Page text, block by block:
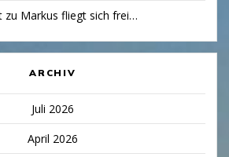
zu Markus fliegt sich frei…
ARCHIV
Juli 2026
April 2026